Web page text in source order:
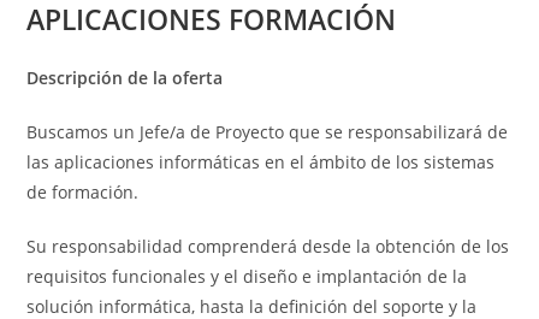
APLICACIONES FORMACIÓN
Descripción de la oferta
Buscamos un Jefe/a de Proyecto que se responsabilizará de
las aplicaciones informáticas en el ámbito de los sistemas
de formación.
Su responsabilidad comprenderá desde la obtención de los
requisitos funcionales y el diseño e implantación de la
solución informática, hasta la definición del soporte y la